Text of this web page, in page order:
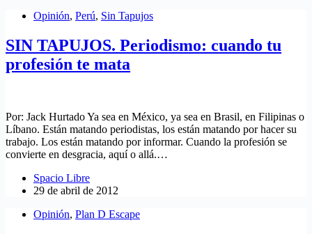
Opinión, Perú, Sin Tapujos
SIN TAPUJOS. Periodismo: cuando tu
profesión te mata
Por: Jack Hurtado Ya sea en México, ya sea en Brasil, en Filipinas o
Líbano. Están matando periodistas, los están matando por hacer su
trabajo. Los están matando por informar. Cuando la profesión se
convierte en desgracia, aquí o allá.…
Spacio Libre
29 de abril de 2012
Opinión, Plan D Escape